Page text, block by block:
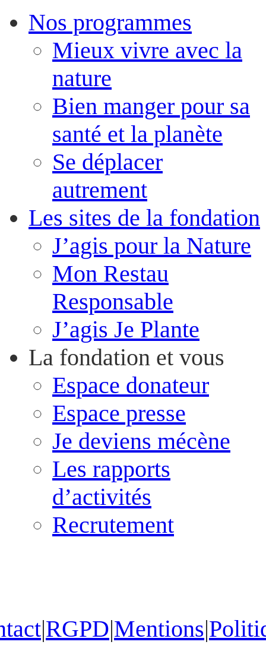
Nos programmes
Mieux vivre avec la
nature
Bien manger pour sa
santé et la planète
Se déplacer
autrement
Les sites de la fondation
J’agis pour la Nature
Mon Restau
Responsable
J’agis Je Plante
La fondation et vous
Espace donateur
Espace presse
Je deviens mécène
Les rapports
d’activités
Recrutement
|RGPD|Mentions|